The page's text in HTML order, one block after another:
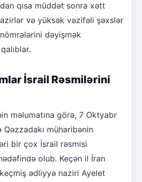
qısa müddət sonra xətt
və yüksək vəzifəli şəxslər
dəyişmək
İsrail Rəsmilərini
məlumatına görə, 7 Oktyabr
müharibənin
bir çox İsrail rəsmisi
olub. Keçən il İran
ədliyyə naziri Ayelet